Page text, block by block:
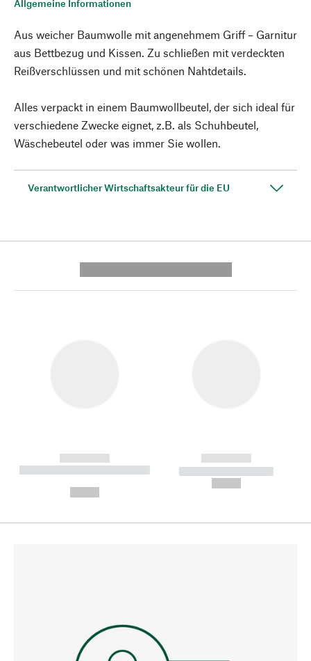
Allgemeine Informationen
Aus weicher Baumwolle mit angenehmem Griff – Garnitur
aus Bettbezug und Kissen. Zu schließen mit verdeckten
Reißverschlüssen und mit schönen Nahtdetails.
Alles verpackt in einem Baumwollbeutel, der sich ideal für
verschiedene Zwecke eignet, z.B. als Schuhbeutel,
Wäschebeutel oder was immer Sie wollen.
Verantwortlicher Wirtschaftsakteur für die EU
------------
----------- ----------- --------
------------
----------- -----------